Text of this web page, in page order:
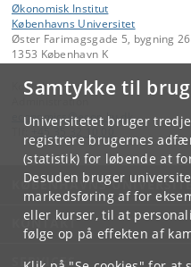
Samtykke til
Universitetet bruger
registrere brugernes
(statistik) for løbende at
Desuden bruger
markedsføring af for
eller kurser, til at
følge op på effekten af
Økonomisk Institut
Københavns Universitet
Øster Farimagsgade 5, bygning 26
1353 København K
Kontakt:
Administration
economics@econ. ku.dk
KØBENHAVNS
KONTAKT
SERVICES